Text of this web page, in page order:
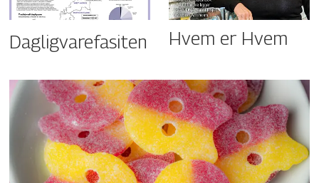
Dagligvarefasiten Hvem er Hvem